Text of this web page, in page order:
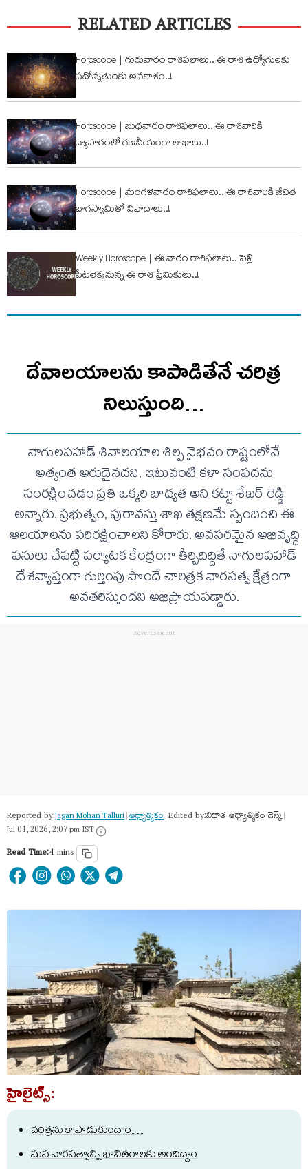
RELATED ARTICLES
Horoscope | గురువారం రాశిఫ‌లాలు.. ఈ రాశి ఉద్యోగుల‌కు
ప‌దోన్న‌తుల‌కు అవ‌కాశం..!
Horoscope | బుధ‌వారం రాశిఫ‌లాలు.. ఈ రాశివారికి
వ్యాపారంలో గ‌ణ‌నీయంగా లాభాలు..!
Horoscope | మంగ‌ళ‌వారం రాశిఫ‌లాలు.. ఈ రాశివారికి జీవిత
భాగ‌స్వామితో వివాదాలు..!
Weekly Horoscope | ఈ వారం రాశిఫ‌లాలు.. పెళ్లి
పీట‌లెక్క‌నున్న ఈ రాశి ప్రేమికులు..!
దేవాలయాలను కాపాడితేనే చరిత్ర
నిలుస్తుంది…
నాగులపహాడ్ శివాలయాల శిల్ప వైభవం రాష్ట్రంలోనే
అత్యంత అరుదైనదని, ఇటువంటి కళా సంపదను
సంరక్షించడం ప్రతి ఒక్కరి బాధ్యత అని కట్టా శేఖర్ రెడ్డి
అన్నారు. ప్రభుత్వం, పురావస్తు శాఖ తక్షణమే స్పందించి ఈ
ఆలయాలను పరిరక్షించాలని కోరారు. అవసరమైన అభివృద్ధి
పనులు చేపట్టి పర్యాటక కేంద్రంగా తీర్చిదిద్దితే నాగులపహాడ్
దేశవ్యాప్తంగా గుర్తింపు పొందే చారిత్రక వారసత్వ క్షేత్రంగా
అవతరిస్తుందని అభిప్రాయపడ్డారు.
Reported by:Jagan Mohan Talluri|ఆధ్యాత్మికం|Edited by:విధాత ఆధ్యాత్మికం డెస్క్|
Jul 01, 2026, 2:07 pm IST
Read Time:4 mins
హైలైట్స్:
చరిత్రను కాపాడుకుందాం…
మన వారసత్వాన్ని భావితరాలకు అందిద్దాం